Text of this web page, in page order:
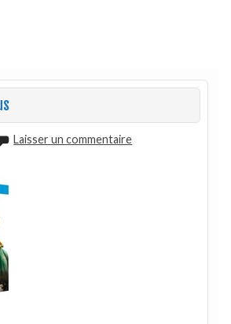
Laisser un commentaire